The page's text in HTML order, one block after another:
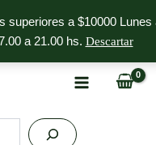
superiores a $10000 Lunes
a 21.00 hs. Descartar